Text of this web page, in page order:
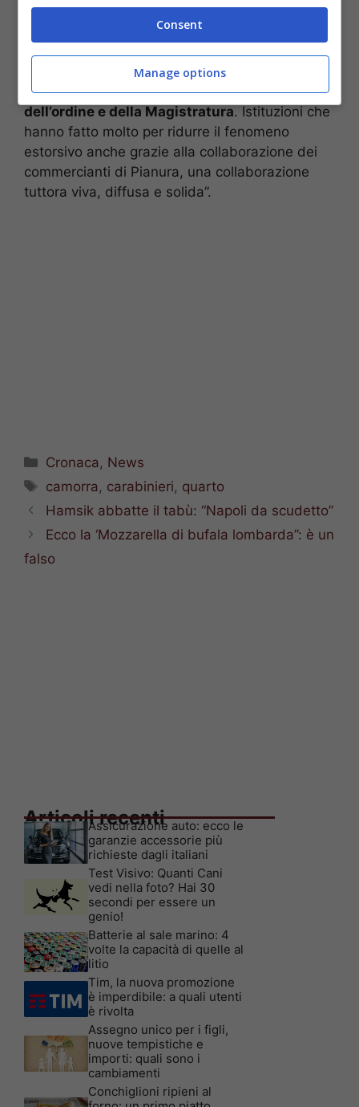
che “quanto accaduto sabato sugli spalti del
campo Simpatia non rappresenta la
Pianura che sono persone perbene con un
forte rispetto della legalità, delle forze
dell’ordine e della Magistratura. Istituzioni che
hanno fatto molto per ridurre il fenomeno
estorsivo anche grazie alla collaborazione dei
commercianti di Pianura, una collaborazione
tuttora viva, diffusa e solida”.
Categorie
Cronaca, News
Tag
camorra, carabinieri, quarto
Hamsik abbatte il tabù: “Napoli da scudetto”
Ecco la ‘Mozzarella di bufala lombarda”: è un
falso
Articoli recenti
Assicurazione auto: ecco le
garanzie accessorie più
richieste dagli italiani
Test Visivo: Quanti Cani
vedi nella foto? Hai 30
secondi per essere un
genio!
Batterie al sale marino: 4
volte la capacità di quelle al
litio
Tim, la nuova promozione
è imperdibile: a quali utenti
è rivolta
Assegno unico per i figli,
nuove tempistiche e
importi: quali sono i
cambiamenti
Conchiglioni ripieni al
Consent
Manage options